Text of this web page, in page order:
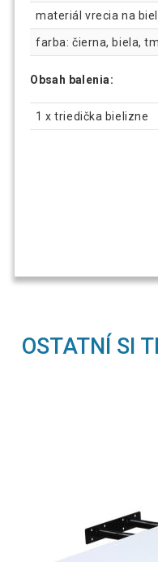
materiál vrecia na
farba: čierna, biela,
Obsah balenia:
1 x triedička bielizne
OSTATNÍ SI